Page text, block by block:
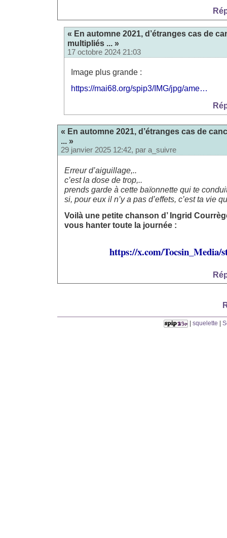
« En automne 2021, d’étranges cas de
multipliés ... »
17 octobre 2024 21:03
Image plus grande :
https://mai68.org/spip3/IMG/jpg/ame…
« En automne 2021, d’étranges cas de
... »
29 janvier 2025 12:42, par a_suivre
Erreur d’aiguillage,..
c’est la dose de trop,..
prends garde à cette baïonnette qui te
si, pour eux il n’y a pas d’effets, c’est ta vie
Voilà une petite chanson d’ Ingrid
vous hanter toute la journée :
https://x.com/Tocsin_Media/
| squelette |